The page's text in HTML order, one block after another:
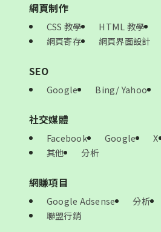
網頁制作
CSS 教學 HTML 教學
網頁寄存
網頁界面設計
SEO
Google Bing/ Yahoo
社交媒體
Facebook Google X
其他
分析
網賺項目
Google Adsense 分析
聯盟行銷